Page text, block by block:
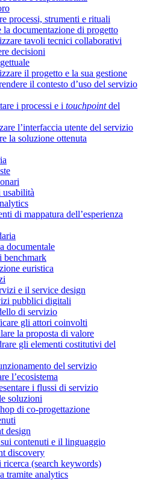
processi, strumenti e rituali
la documentazione di progetto
tavoli tecnici collaborativi
decisioni
il progetto e la sua gestione
il contesto d’uso del servizio
i processi e i touchpointdel
l’interfaccia utente del servizio
la soluzione ottenuta
usabilità
di mappatura dell’esperienza
documentale
benchmark
euristica
e il service design
pubblici digitali
di servizio
gli attori coinvolti
la proposta di valore
gli elementi costitutivi del
del servizio
l’ecosistema
i flussi di servizio
soluzioni
di co-progettazione
design
contenuti e il linguaggio
discovery
(search keywords)
tramite analytics